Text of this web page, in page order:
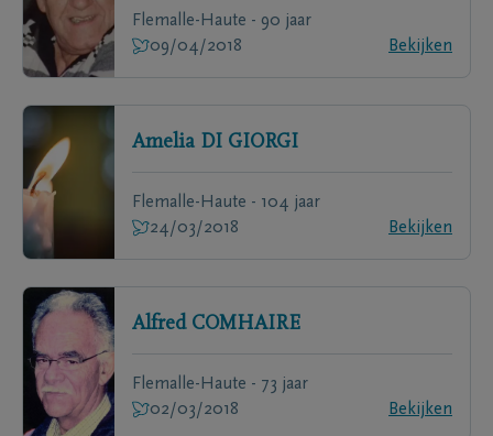
Flemalle-Haute - 90 jaar
09/04/2018
Bekijken
Amelia DI GIORGI
Flemalle-Haute - 104 jaar
24/03/2018
Bekijken
Alfred COMHAIRE
Flemalle-Haute - 73 jaar
02/03/2018
Bekijken